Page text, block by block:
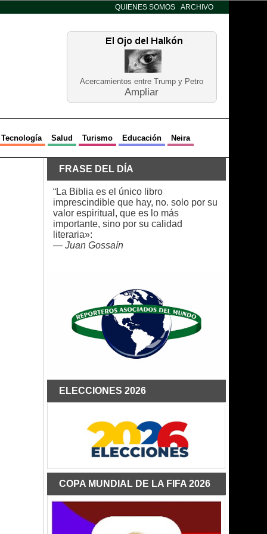
QUIENES SOMOS ARCHIVO
Acercamientos entre Trump y Petro
Ampliar
Tecnología Salud Turismo Educación Neira
FRASE DEL DÍA
“La Biblia es el único libro
imprescindible que hay, no. solo por su
valor espiritual, que es lo más
importante, sino por su calidad
literaria»:
— Juan Gossaín
ELECCIONES 2026
COPA MUNDIAL DE LA FIFA 2026